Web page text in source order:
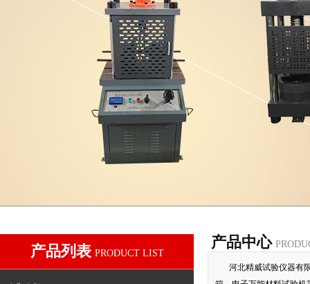
产品列表 PRODUCT LIST
产品中心
河北精威试验仪器有